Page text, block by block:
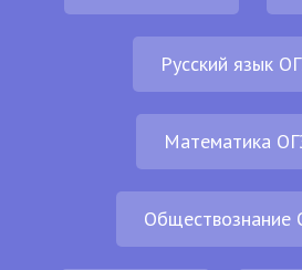
Русский язык
Математика
Обществознание